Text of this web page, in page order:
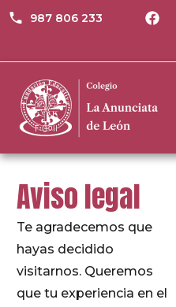
987 806 233
Aviso legal
Te agradecemos que
hayas decidido
visitarnos. Queremos
que tu experiencia en el